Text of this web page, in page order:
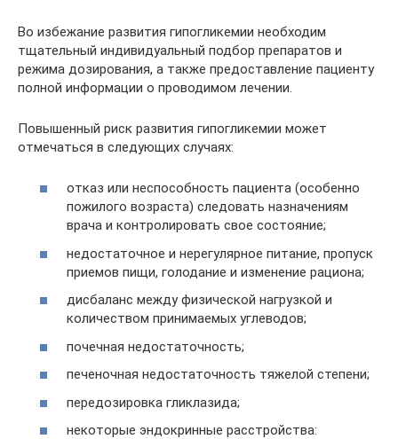
Во избежание развития гипогликемии необходим
тщательный индивидуальный подбор препаратов и
режима дозирования, а также предоставление пациенту
полной информации о проводимом лечении.
Повышенный риск развития гипогликемии может
отмечаться в следующих случаях:
отказ или неспособность пациента (особенно
пожилого возраста) следовать назначениям
врача и контролировать свое состояние;
недостаточное и нерегулярное питание, пропуск
приемов пищи, голодание и изменение рациона;
дисбаланс между физической нагрузкой и
количеством принимаемых углеводов;
почечная недостаточность;
печеночная недостаточность тяжелой степени;
передозировка гликлазида;
некоторые эндокринные расстройства: